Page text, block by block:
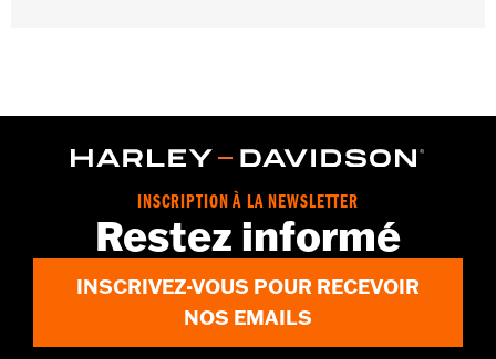
Instructions d’installation
Vendu séparément:Supports de silencieux 65900012 et
65900015, 2 embouts
Vendu à l'unité:Paire
Mise à niveau Stage Screamin' Eagle:Stage I
INSCRIPTION À LA NEWSLETTER
Restez informé
INSCRIVEZ-VOUS POUR RECEVOIR
NOS EMAILS